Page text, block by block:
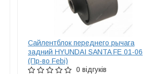
Сайлентблок переднего рычага
задний HYUNDAI SANTA FE 01-06
(Пр-во Febi)
0 відгуків